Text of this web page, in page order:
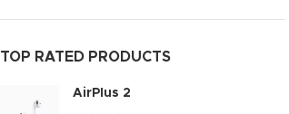
TOP RATED PRODUCTS
AirPIus 2